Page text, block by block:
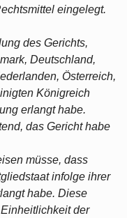
eingelegt.
des Gerichts,
Deutschland,
Österreich,
Königreich
erlangt habe.
das Gericht habe
müsse, dass
infolge ihrer
habe. Diese
der